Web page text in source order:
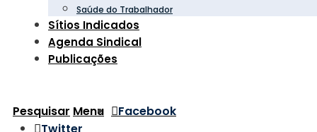
Saúde do Trabalhador
Sítios Indicados
Agenda Sindical
Publicações
Pesquisar Menu
Facebook